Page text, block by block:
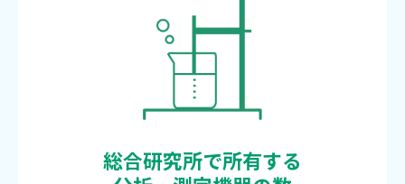
総合研究所で所有する